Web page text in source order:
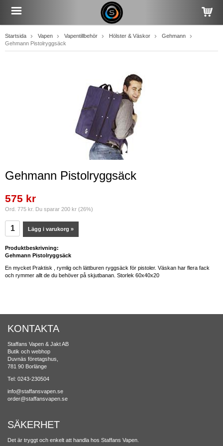
Startsida Vapen Vapentillbehör Hölster & Väskor
Gehmann
Gehmann Pistolryggsäck
Gehmann Pistolryggsäck
575 kr
Ord. 775 kr. Du sparar 200 kr (26%)
Lägg i varukorg »
Produktbeskrivning:
Gehmann Pistolryggsäck
En mycket Praktisk , rymlig och lättburen ryggsäck för pistoler. Väskan har flera fack
och rymmer allt de du behöver på skjutbanan. Storlek 60x40x20
KONTAKTA
Staffans Vapen & Jakt AB
Butik och webhop
Duvnäs företagshus,
781 90 Borlänge
Tel: 0243-230504
info@staffansvapen.se
order@staffansvapen.se
SÄKERHET
Det är tryggt och enkelt att handla hos Staffans Vapen.